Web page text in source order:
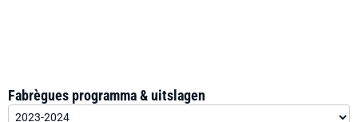
Fabrègues programma & uitslagen